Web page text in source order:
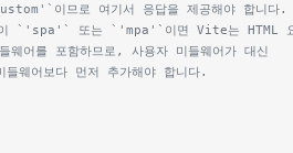
이므로 여기서 응답을 제공해야 합니다.
`'spa'` 또는 `'mpa'`이면 Vite는 HTML
어를 포함하므로, 사용자 미들웨어가 대신
웨어보다 먼저 추가해야 합니다.